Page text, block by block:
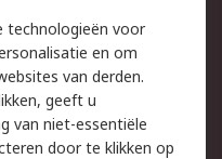
veiligheid
technologieën voor
en om
van derden.
geeft u
van niet-essentiële
door te klikken op